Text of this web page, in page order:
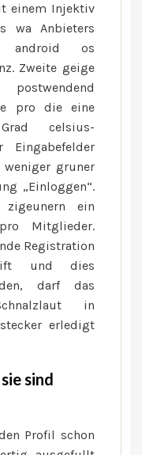
einem Injektiv
wa Anbieters
android os
Zweite geige
pro die eine
celsius-
Eingabefelder
gruner
„Einloggen“.
ein
Mitglieder.
Registration
und dies
darf das
in
erledigt
sind
Profil schon